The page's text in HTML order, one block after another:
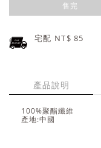
售完
宅配 NT$85
產品說明
100%聚酯纖維
產地:中國